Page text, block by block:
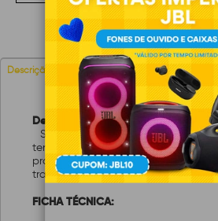
Descrição Avaliações
Descrição:
São equipamentos que
tensões na rede elétrica, tem
pratica de proteger além
transformadores, painéis de energia.
FICHA TÉCNICA: